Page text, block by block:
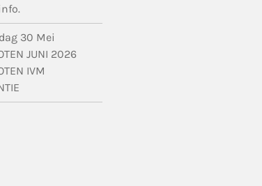
30 Mei
JUNI 2026
IVM